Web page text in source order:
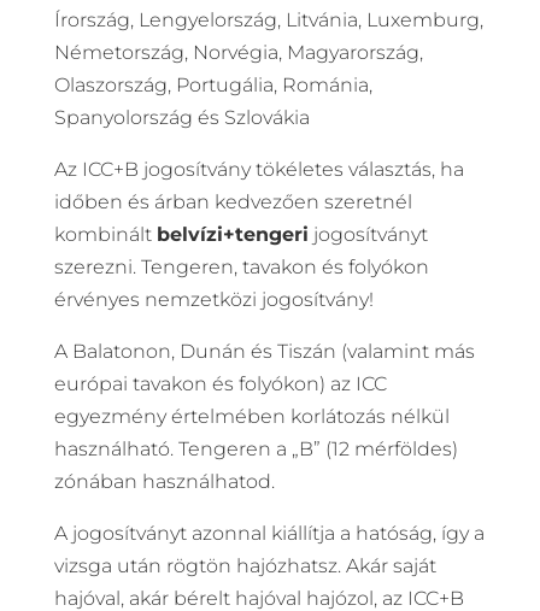
Írország, Lengyelország, Litvánia, Luxemburg,
Németország, Norvégia, Magyarország,
Olaszország, Portugália, Románia,
Spanyolország és Szlovákia
Az ICC+B jogosítvány tökéletes választás, ha
időben és árban kedvezően szeretnél
kombinált belvízi+tengeri jogosítványt
szerezni. Tengeren, tavakon és folyókon
érvényes nemzetközi jogosítvány!
A Balatonon, Dunán és Tiszán (valamint más
európai tavakon és folyókon) az ICC
egyezmény értelmében korlátozás nélkül
használható. Tengeren a „B” (12 mérföldes)
zónában használhatod.
A jogosítványt azonnal kiállítja a hatóság, így a
vizsga után rögtön hajózhatsz. Akár saját
hajóval, akár bérelt hajóval hajózol, az ICC+B